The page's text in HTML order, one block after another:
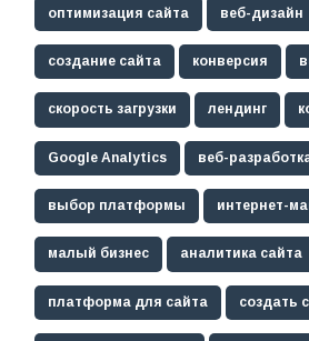
оптимизация сайта веб-дизайн
создание сайта конверсия
скорость загрузки лендинг
Google Analytics веб-
выбор платформы интернет-
малый бизнес аналитика сайта
платформа для сайта создать